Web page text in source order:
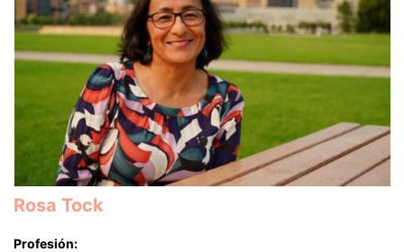
Rosa Tock
Profesión: